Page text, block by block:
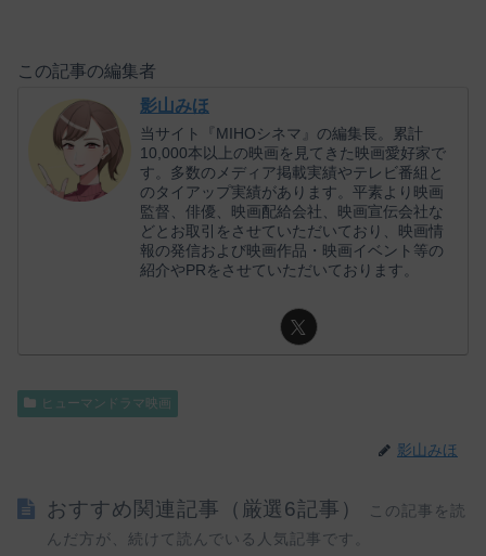
この記事の編集者
影山みほ
当サイト『MIHOシネマ』の編集長。累計
10,000本以上の映画を見てきた映画愛好家で
す。多数のメディア掲載実績やテレビ番組と
のタイアップ実績があります。平素より映画
監督、俳優、映画配給会社、映画宣伝会社な
どとお取引をさせていただいており、映画情
報の発信および映画作品・映画イベント等の
紹介やPRをさせていただいております。
ヒューマンドラマ映画
影山みほ
おすすめ関連記事（厳選6記事）
この記事を読
んだ方が、続けて読んでいる人気記事です。